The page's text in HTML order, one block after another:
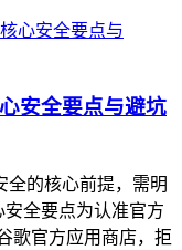
安全要点与避坑
全的核心前提，需明
全要点为认准官方
歌官方应用商店，拒